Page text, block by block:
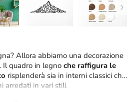
Allora abbiamo una decorazione
Il quadro in legno che raffigura le
risplenderà sia in interni classici che
arredati in vari stili.